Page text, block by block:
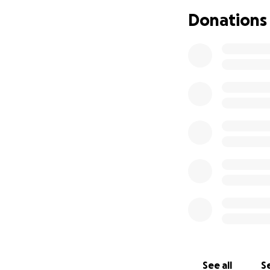
The total cost of
and insurance
Donations
See all